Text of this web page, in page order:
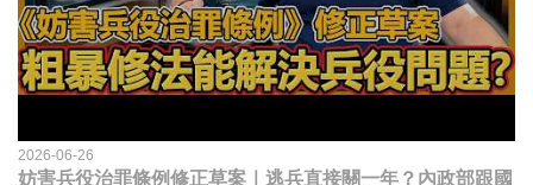
2026-06-26
妨害兵役治罪條例修正草案｜逃兵直接關一年？內政部跟國